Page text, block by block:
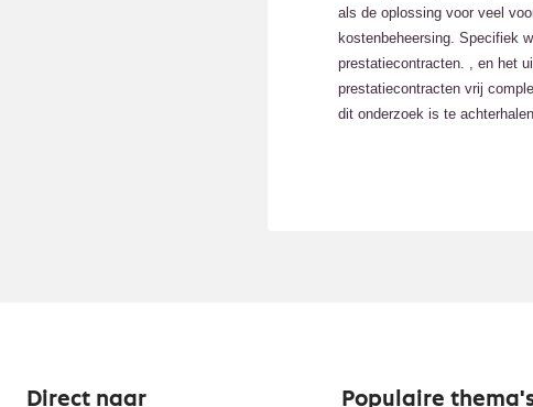
als de oplossing voor veel
kostenbeheersing. Specifiek
prestatiecontracten. , en het
prestatiecontracten vrij
dit onderzoek is te
Direct naar Populaire